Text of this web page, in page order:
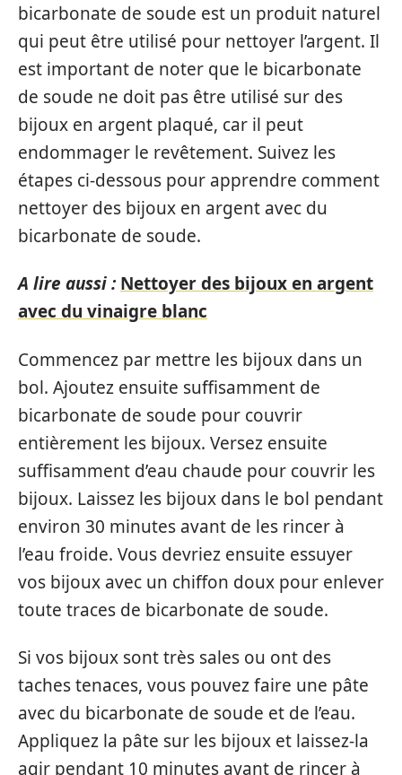
bicarbonate de soude est un produit naturel
qui peut être utilisé pour nettoyer l’argent. Il
est important de noter que le bicarbonate
de soude ne doit pas être utilisé sur des
bijoux en argent plaqué, car il peut
endommager le revêtement. Suivez les
étapes ci-dessous pour apprendre comment
nettoyer des bijoux en argent avec du
bicarbonate de soude.
A lire aussi : Nettoyer des bijoux en argent
avec du vinaigre blanc
Commencez par mettre les bijoux dans un
bol. Ajoutez ensuite suffisamment de
bicarbonate de soude pour couvrir
entièrement les bijoux. Versez ensuite
suffisamment d’eau chaude pour couvrir les
bijoux. Laissez les bijoux dans le bol pendant
environ 30 minutes avant de les rincer à
l’eau froide. Vous devriez ensuite essuyer
vos bijoux avec un chiffon doux pour enlever
toute traces de bicarbonate de soude.
Si vos bijoux sont très sales ou ont des
taches tenaces, vous pouvez faire une pâte
avec du bicarbonate de soude et de l’eau.
Appliquez la pâte sur les bijoux et laissez-la
agir pendant 10 minutes avant de rincer à